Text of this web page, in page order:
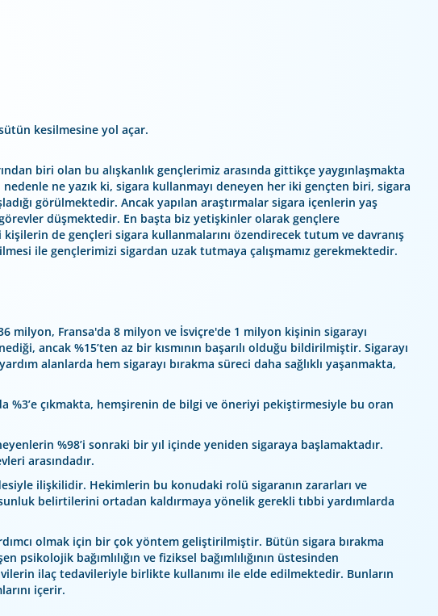
kesilmesine yol açar.
biri olan bu alışkanlık gençlerimiz arasında gittikçe yaygınlaşmakta
ne yazık ki, sigara kullanmayı deneyen her iki gençten biri, sigara
görülmektedir. Ancak yapılan araştırmalar sigara içenlerin yaş
düşmektedir. En başta biz yetişkinler olarak gençlere
de gençleri sigara kullanmalarını özendirecek tutum ve davranış
ile gençlerimizi sigardan uzak tutmaya çalışmamız gerekmektedir.
milyon, Fransa'da 8 milyon ve İsviçre'de 1 milyon kişinin sigarayı
ancak %15’ten az bir kısmının başarılı olduğu bildirilmiştir. Sigarayı
alanlarda hem sigarayı bırakma süreci daha sağlıklı yaşanmakta,
%3’e çıkmakta, hemşirenin de bilgi ve öneriyi pekiştirmesiyle bu oran
%98’i sonraki bir yıl içinde yeniden sigaraya başlamaktadır.
arasındadır.
ilişkilidir. Hekimlerin bu konudaki rolü sigaranın zararları ve
belirtilerini ortadan kaldırmaya yönelik gerekli tıbbi yardımlarda
olmak için bir çok yöntem geliştirilmiştir. Bütün sigara bırakma
bağımlılığın ve fiziksel bağımlılığının üstesinden
ilaç tedavileriyle birlikte kullanımı ile elde edilmektedir. Bunların
içerir.